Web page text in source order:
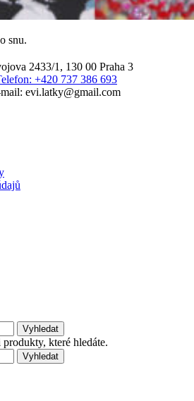
snu.
2433/1, 130 00 Praha 3
+420 737 386 693
evi.latky@gmail.com
Vyhledat
které hledáte.
Vyhledat